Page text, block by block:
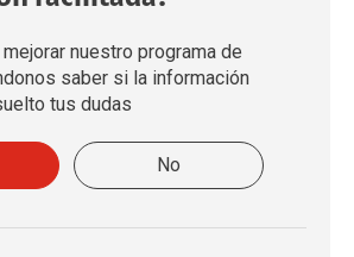
nuestro programa de
saber si la información
tus dudas
No